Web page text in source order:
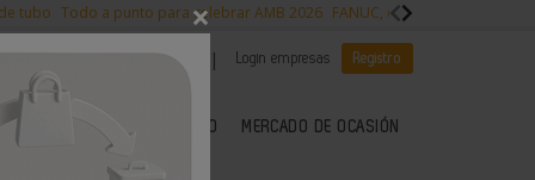
tubo Todo a punto para celebrar AMB 2026 FANUC, colaboración con
Es noticia | CANAL EMPLEO | Login empresas Registro
SECTOR DEL METAL KIOSCO MERCADO DE OCASIÓN
×